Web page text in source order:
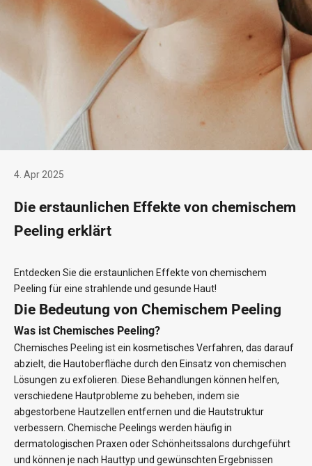
4. Apr 2025
Die erstaunlichen Effekte von chemischem
Peeling erklärt
Entdecken Sie die erstaunlichen Effekte von chemischem
Peeling für eine strahlende und gesunde Haut!
Die Bedeutung von Chemischem Peeling
Was ist Chemisches Peeling?
Chemisches Peeling ist ein kosmetisches Verfahren, das darauf
abzielt, die Hautoberfläche durch den Einsatz von chemischen
Lösungen zu exfolieren. Diese Behandlungen können helfen,
verschiedene Hautprobleme zu beheben, indem sie
abgestorbene Hautzellen entfernen und die Hautstruktur
verbessern. Chemische Peelings werden häufig in
dermatologischen Praxen oder Schönheitssalons durchgeführt
und können je nach Hauttyp und gewünschten Ergebnissen